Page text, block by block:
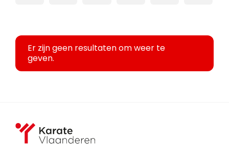
Er zijn geen resultaten om weer te
geven.